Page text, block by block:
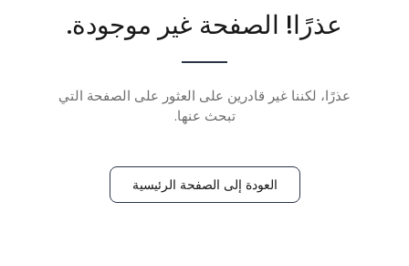
عذرًا! الصفحة غير موجودة.
عذرًا، لكننا غير قادرين على العثور على الصفحة التي
تبحث عنها.
العودة إلى الصفحة الرئيسية